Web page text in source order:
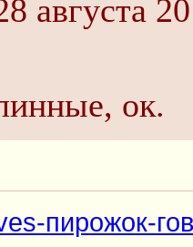
августа
ок.
пирожок-